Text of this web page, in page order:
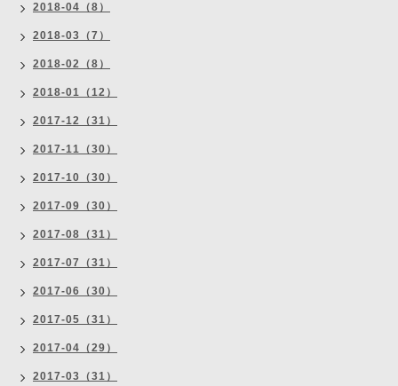
2018-04（8）
2018-03（7）
2018-02（8）
2018-01（12）
2017-12（31）
2017-11（30）
2017-10（30）
2017-09（30）
2017-08（31）
2017-07（31）
2017-06（30）
2017-05（31）
2017-04（29）
2017-03（31）